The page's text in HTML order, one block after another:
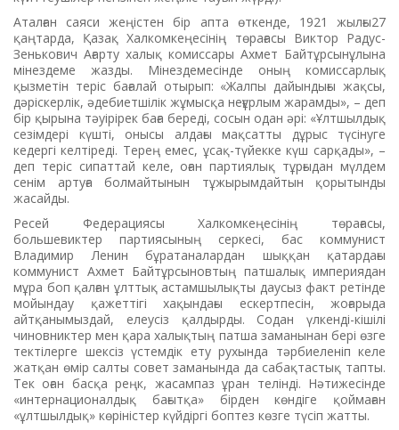
Аталған саяси жеңістен бір апта өткенде, 1921 жылғы27
қаңтарда, Қазақ Халкомкеңесінің төрағасы Виктор Радус-
Зенькович Ағарту халық комиссары Ахмет Байтұрсынұлына
мінездеме жазды. Мінездемесінде оның комиссарлық
қызметін теріс бағалай отырып: «Жалпы дайындығы жақсы,
дәріскерлік, әдебиетшілік жұмысқа неғұрлым жарамды», – деп
бір қырына тәуірірек баға береді, сосын одан әрі: «Ұлтшылдық
сезімдері күшті, онысы алдағы мақсатты дұрыс түсінуге
кедергі келтіреді. Терең емес, ұсақ-түйекке күш сарқады», –
деп теріс сипаттай келе, оған партиялық тұрғыдан мүлдем
сенім артуға болмайтынын тұжырымдайтын қорытынды
жасайды.
Ресей Федерациясы Халкомкеңесінің төрағасы,
большевиктер партиясының серкесі, бас коммунист
Владимир Ленин бұратаналардан шыққан қатардағы
коммунист Ахмет Байтұрсыновтың патшалық империядан
мұра боп қалған ұлттық астамшылықты даусыз факт ретінде
мойындау қажеттігі хақындағы ескертпесін, жоғарыда
айтқанымыздай, елеусіз қалдырды. Содан үлкенді-кішілі
чиновниктер мен қара халықтың патша заманынан бері өзге
тектілерге шексіз үстемдік ету рухында тәрбиеленіп келе
жатқан өмір салты совет заманында да сабақтастық тапты.
Тек оған басқа реңк, жасампаз ұран телінді. Нәтижесінде
«интернационалдық бағытқа» бірден көндіге қоймаған
«ұлтшылдық» көріністер күйдіргі боптез көзге түсіп жатты.